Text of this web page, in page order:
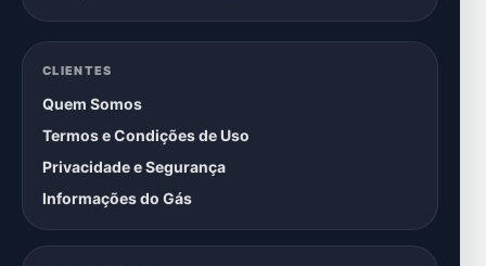
CLIENTES
Quem Somos
Termos e Condições de Uso
Privacidade e Segurança
Informações do Gás